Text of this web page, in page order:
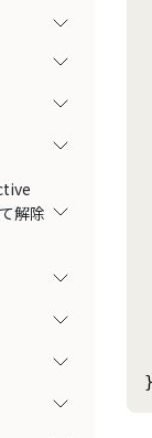
解除